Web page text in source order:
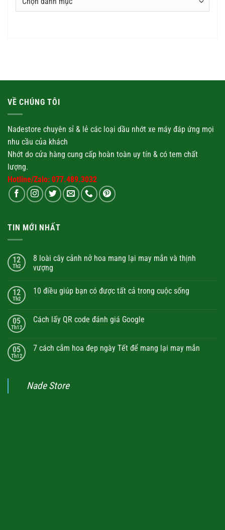
VỀ CHÚNG TÔI
Nadestore chuyên sỉ & lẻ các loại dầu nhớt xe máy đáp ứng mọi
nhu cầu của khách
Nhớt do cửa hàng cung cấp hoàn toàn uy tín & có tem chất
lượng.
Hotline/Zalo: 077.489.3032
TIN MỚI NHẤT
12
Th2
8 loài cây cảnh nở hoa mang lại may mắn và thịnh
vượng
12
Th2
10 điều giúp bạn có được tất cả trong cuộc sống
05
Th12
Cách lấy QR code đánh giá Google
05
Th12
7 cách cắm hoa đẹp ngày Tết để mang lại may mắn
Nade Store